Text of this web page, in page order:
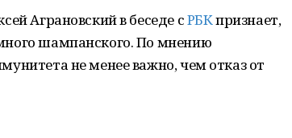
Аграновский в беседе сРБКпризнает,
шампанского. По мнению
не менее важно, чем отказ от